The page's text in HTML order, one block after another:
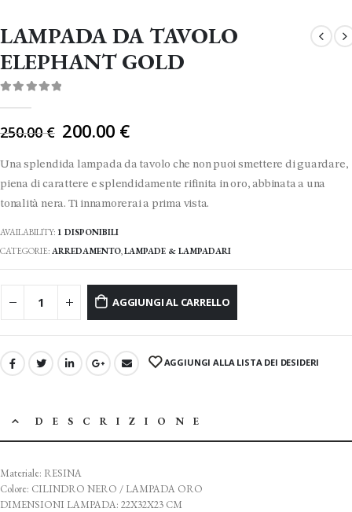
LAMPADA DA TAVOLO
ELEPHANT GOLD
250.00€ Il
originale
era:
250.00 €.
200.00 €
Una splendida lampada da tavolo che non puoi smettere di guardare,
piena di carattere e splendidamente rifinita in oro, abbinata a una
tonalità nera. Ti innamorerai a prima vista.
AVAILABILITY: 1 DISPONIBILI
CATEGORIE: ARREDAMENTO,LAMPADE & LAMPADARI
AGGIUNGI AL CARRELLO
AGGIUNGI ALLA LISTA DEI DESIDERI
DESCRIZIONE
Materiale: RESINA
Colore: CILINDRO NERO / LAMPADA ORO
DIMENSIONI LAMPADA: 22X32X23 CM